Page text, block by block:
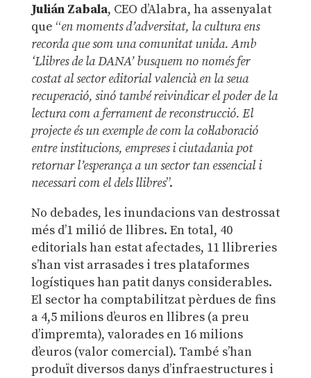
Julián Zabala, CEO d’Alabra, ha assenyalat
que “en moments d’adversitat, la cultura ens
recorda que som una comunitat unida. Amb
‘Llibres de la DANA’ busquem no només fer
costat al sector editorial valencià en la seua
recuperació, sinó també reivindicar el poder de la
lectura com a ferrament de reconstrucció. El
projecte és un exemple de com la col·laboració
entre institucions, empreses i ciutadania pot
retornar l’esperança a un sector tan essencial i
necessari com el dels llibres”.
No debades, les inundacions van destrossat
més d’1 milió de llibres. En total, 40
editorials han estat afectades, 11 llibreries
s’han vist arrasades i tres plataformes
logístiques han patit danys considerables.
El sector ha comptabilitzat pèrdues de fins
a 4,5 milions d’euros en llibres (a preu
d’impremta), valorades en 16 milions
d’euros (valor comercial). També s’han
produït diversos danys d’infraestructures i